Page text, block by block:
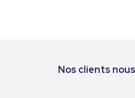
Nos clients